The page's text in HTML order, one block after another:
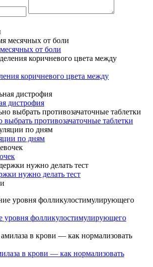
от боли
коричневого цвета между
дистрофия
выбрать противозачаточные таблетки
по дням
нужно делать тест
уровня фолликулостимулирующего
в крови — как нормализовать